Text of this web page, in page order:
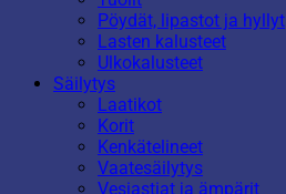
Pöydät, lipastot ja hyllyt
Lasten kalusteet
Ulkokalusteet
Säilytys
Laatikot
Korit
Kenkätelineet
Vaatesäilytys
Vesiastiat ja ämpärit